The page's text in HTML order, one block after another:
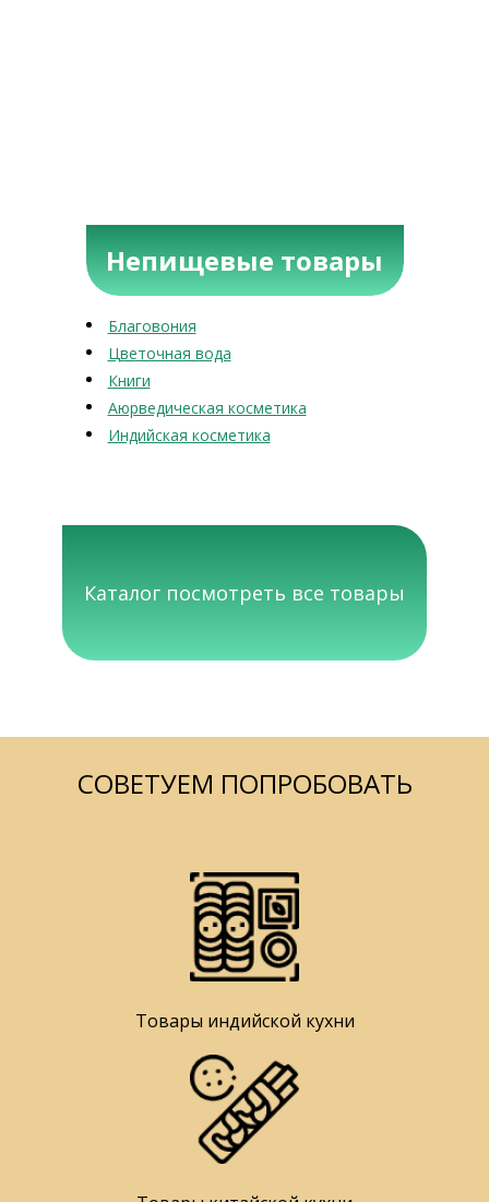
Непищевые товары
Благовония
Цветочная вода
Книги
Аюрведическая косметика
Индийская косметика
Каталог посмотреть все товары
СОВЕТУЕМ ПОПРОБОВАТЬ
Товары индийской кухни